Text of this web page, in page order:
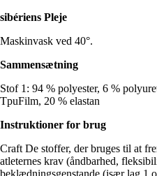
sibériens Pleje
Maskinvask ved 40°.
Sammensætning
Stof 1: 94 % polyester, 6 %
TpuFilm, 20 % elastan
Instruktioner for brug
Craft De stoffer, der bruges til at
atleternes krav (åndbarhed,
beklædningsgenstande (især lag 1